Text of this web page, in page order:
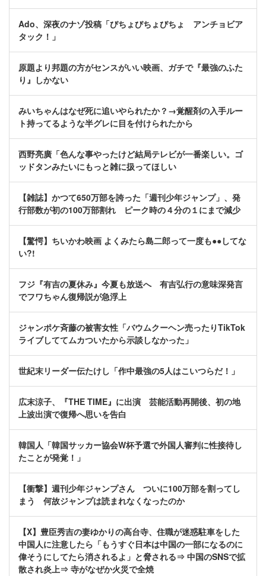
Ado、深夜のナゾ投稿「びちょびちょびちょ アンチョビア
タック！」
原題より邦題の方がセンスがいい映画、ガチで『最強のふた
り』しかない
みいちゃんはなぜ死に追いやられたか？→覚醒剤の入手ルー
ト持ってるような半グレに目を付けられたから
西野亮廣「色んな事やったけど結局テレビが一番楽しい。ゴ
ッドタンみたいにもっと雑に扱ってほしい
【雑誌】かつて650万部を誇った「週刊少年ジャンプ」、発
行部数が初の100万部割れ ピーク時の４分の１にまで減少
【驚愕】ちいかわ映画 よくみたら島二郎って一度も●●してな
い?!
フジ『有吉の夏休み』今夏も放送へ 有吉弘行の意味深発言
でフワちゃん復帰説が急浮上
ジャンポケ斉藤の被害女性「バウムクーヘン売ったりTikTok
ライブしててムカついたから示談しなかった」
世紀末リーダー伝たけし「作中最強の5人はこいつらだ！」
広末涼子、『THE TIME』に出演 芸能活動再開後、初の地
上波出演で復帰へ思いを告白
韓国人「韓国サッカー協会W杯予選で外国人審判に性接待し
たことが発覚！」
【衝撃】週刊少年ジャンプさん ついに100万部を割ってし
まう 何故ジャンプは読まれなくなったのか
【X】豊臣秀吉の妻ゆかりの高台寺、住職が迷惑駐車をした
中国人に注意したら「もうすぐ日本は中国の一部になるのに
偉そうにしてたら消されるよ」と脅される⇒ 中国のSNSで拡
散され炎上⇒ 寺がなぜか火災で全焼